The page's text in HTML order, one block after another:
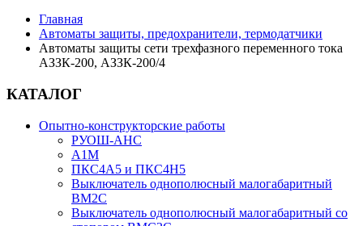
Главная
Автоматы защиты, предохранители, термодатчики
Автоматы защиты сети трехфазного переменного тока
АЗЗК-200, АЗЗК-200/4
КАТАЛОГ
Опытно-конструкторские работы
РУОШ-АНС
А1М
ПКС4А5 и ПКС4Н5
Выключатель однополюсный малогабаритный
ВМ2С
Выключатель однополюсный малогабаритный со